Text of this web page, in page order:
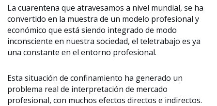
La cuarentena que atravesamos a nivel mundial, se ha
convertido en la muestra de un modelo profesional y
económico que está siendo integrado de modo
inconsciente en nuestra sociedad, el teletrabajo es ya
una constante en el entorno profesional.
Esta situación de confinamiento ha generado un
problema real de interpretación de mercado
profesional, con muchos efectos directos e indirectos.